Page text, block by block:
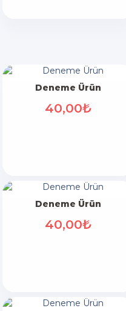
Deneme Ürün
40,00₺
Deneme Ürün
40,00₺